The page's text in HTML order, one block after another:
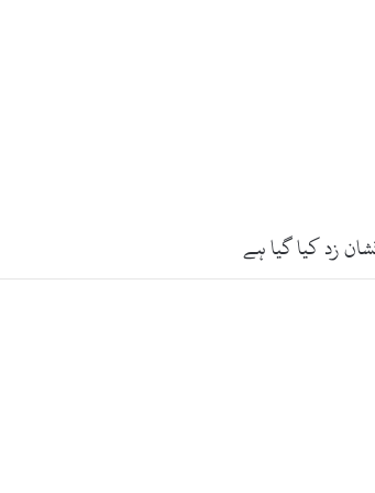
زد کیا گیا ہے